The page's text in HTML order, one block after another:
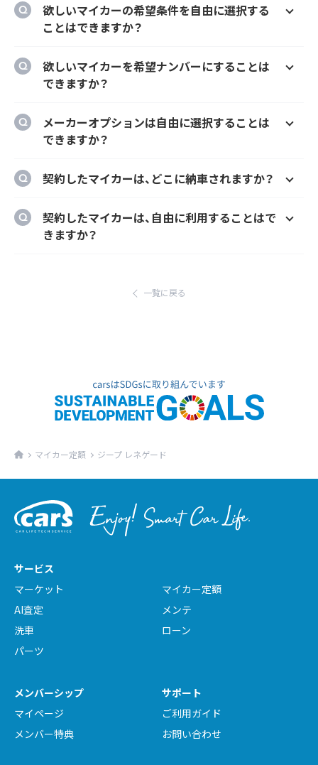
欲しいマイカーの希望条件を自由に選択する
ことはできますか？
ー、契約期間、ボーナス払い等を自由に選択す
ることができます。
欲しいマイカーを希望ナンバーにすることは
できますか？
とができます。
メーカーオプションは自由に選択することは
できますか？
様にカーナビ、ドラレコ、ETC、フロアマット等
ます。
契約したマイカーは、どこに納車されますか？
とができます。
ただし、輸入車リース（新車）の場合、納車場所
契約したマイカーは、自由に利用することはで
きますか？
一覧に戻る
マイカー定額 ジープ レネゲード
サービス
マーケット
マイカー定額
AI査定
メンテ
洗車
ローン
パーツ
メンバーシップ
マイページ
メンバー特典
サポート
ご利用ガイド
お問い合わせ